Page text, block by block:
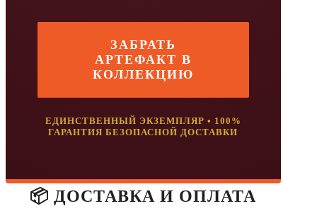
ЗАБРАТЬ
АРТЕФАКТ В
КОЛЛЕКЦИЮ
ЕДИНСТВЕННЫЙ ЭКЗЕМПЛЯР • 100%
ГАРАНТИЯ БЕЗОПАСНОЙ ДОСТАВКИ
📦 ДОСТАВКА И ОПЛАТА